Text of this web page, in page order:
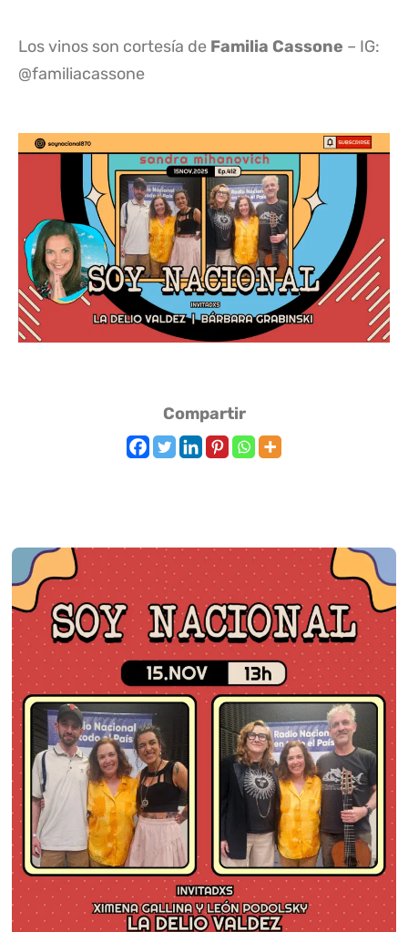
Los vinos son cortesía de Familia Cassone – IG:
@familiacassone
Compartir